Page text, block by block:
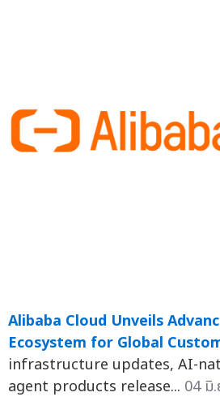
Alibaba Cloud Unveils
Ecosystem for Global
infrastructure updates, AI-
agent products release... 04 มิ.